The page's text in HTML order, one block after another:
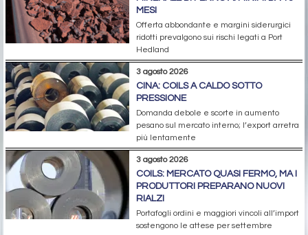
MESI
Offerta abbondante e margini siderurgici
ridotti prevalgono sui rischi legati a Port
Hedland
3 agosto 2026
CINA: COILS A CALDO SOTTO
PRESSIONE
Domanda debole e scorte in aumento
pesano sul mercato interno; l’export arretra
più lentamente
3 agosto 2026
COILS: MERCATO QUASI FERMO, MA I
PRODUTTORI PREPARANO NUOVI
RIALZI
Portafogli ordini e maggiori vincoli all’import
sostengono le attese per settembre